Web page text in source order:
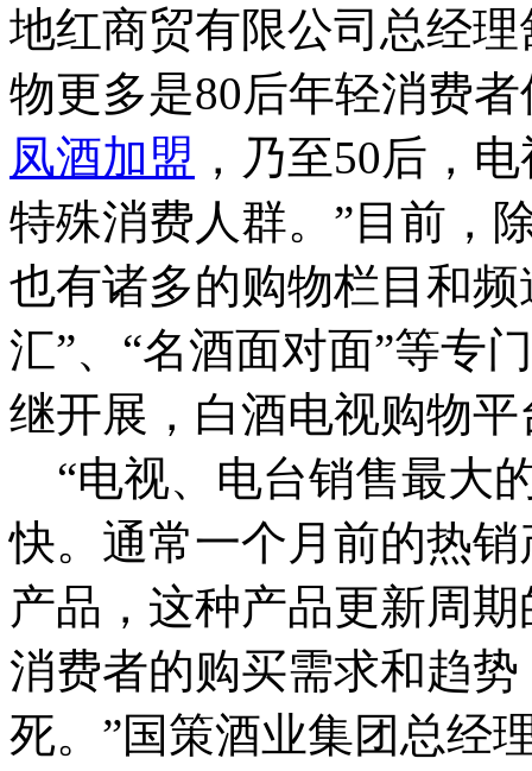
地红商贸有限公司总经
物更多是80后年轻消费
凤酒加盟 ，乃至50后，
特殊消费人群。”目前，
也有诸多的购物栏目和
汇”、“名酒面对面”等专
继开展，白酒电视购物
“电视、电台销售最大
快。通常一个月前的热
产品，这种产品更新周
消费者的购买需求和趋
死。”国策酒业集团总经